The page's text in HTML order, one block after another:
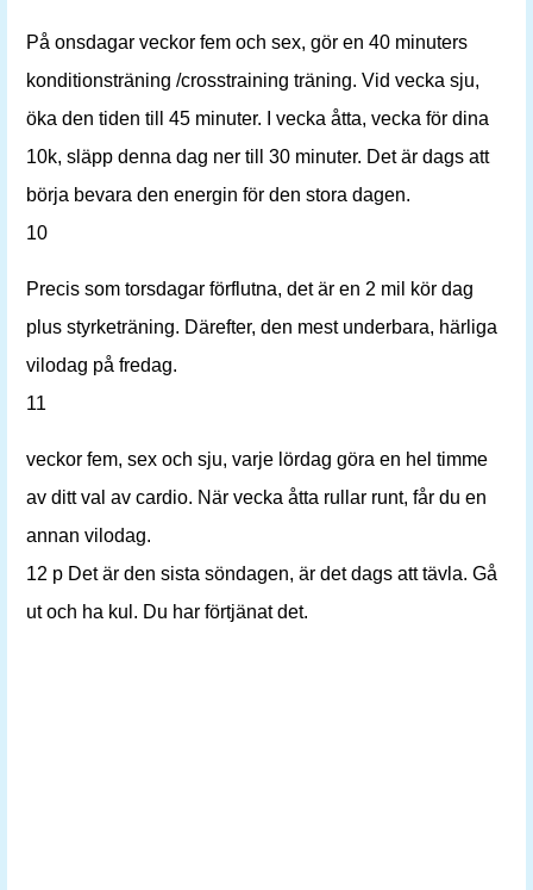
På onsdagar veckor fem och sex, gör en 40 minuters
konditionsträning /crosstraining träning. Vid vecka sju,
öka den tiden till 45 minuter. I vecka åtta, vecka för dina
10k, släpp denna dag ner till 30 minuter. Det är dags att
börja bevara den energin för den stora dagen.
10
Precis som torsdagar förflutna, det är en 2 mil kör dag
plus styrketräning. Därefter, den mest underbara, härliga
vilodag på fredag.
11
veckor fem, sex och sju, varje lördag göra en hel timme
av ditt val av cardio. När vecka åtta rullar runt, får du en
annan vilodag.
12 p Det är den sista söndagen, är det dags att tävla. Gå
ut och ha kul. Du har förtjänat det.